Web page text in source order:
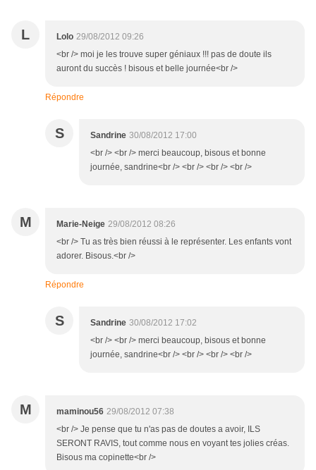
L Lolo 29/08/2012 09:26
<br /> moi je les trouve super géniaux !!! pas de doute ils
auront du succès ! bisous et belle journée<br />
Répondre
S Sandrine 30/08/2012 17:00
<br /> <br /> merci beaucoup, bisous et bonne
journée, sandrine<br /> <br /> <br /> <br />
M Marie-Neige 29/08/2012 08:26
<br /> Tu as très bien réussi à le représenter. Les enfants vont
adorer. Bisous.<br />
Répondre
S Sandrine 30/08/2012 17:02
<br /> <br /> merci beaucoup, bisous et bonne
journée, sandrine<br /> <br /> <br /> <br />
M maminou56 29/08/2012 07:38
<br /> Je pense que tu n'as pas de doutes a avoir, ILS
SERONT RAVIS, tout comme nous en voyant tes jolies créas.
Bisous ma copinette<br />